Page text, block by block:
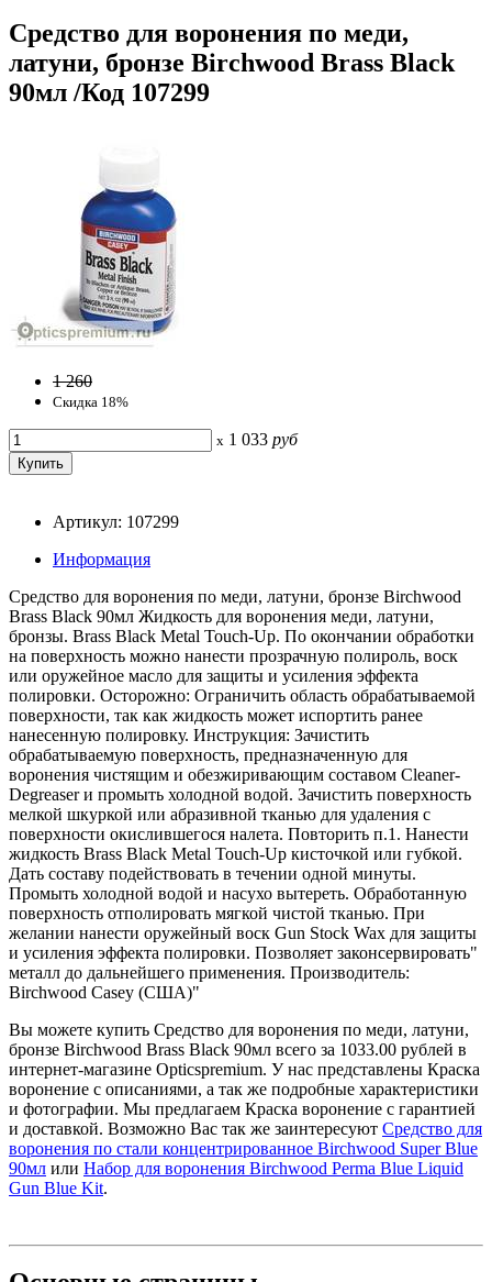
Средство для воронения по меди,
латуни, бронзе Birchwood Brass Black
90мл /Код 107299
1 260
Скидка 18%
x 1 033 руб
Артикул: 107299
Информация
Средство для воронения по меди, латуни, бронзе Birchwood
Brass Black 90мл Жидкость для воронения меди, латуни,
бронзы. Brass Black Metal Touch-Up. По окончании обработки
на поверхность можно нанести прозрачную полироль, воск
или оружейное масло для защиты и усиления эффекта
полировки. Осторожно: Ограничить область обрабатываемой
поверхности, так как жидкость может испортить ранее
нанесенную полировку. Инструкция: Зачистить
обрабатываемую поверхность, предназначенную для
воронения чистящим и обезжиривающим составом Cleaner-
Degreaser и промыть холодной водой. Зачистить поверхность
мелкой шкуркой или абразивной тканью для удаления с
поверхности окислившегося налета. Повторить п.1. Нанести
жидкость Brass Black Metal Touch-Up кисточкой или губкой.
Дать составу подействовать в течении одной минуты.
Промыть холодной водой и насухо вытереть. Обработанную
поверхность отполировать мягкой чистой тканью. При
желании нанести оружейный воск Gun Stock Wax для защиты
и усиления эффекта полировки. Позволяет законсервировать"
металл до дальнейшего применения. Производитель:
Birchwood Casey (США)"
Вы можете купить Средство для воронения по меди, латуни,
бронзе Birchwood Brass Black 90мл всего за 1033.00 рублей в
интернет-магазине Opticspremium. У нас представлены Краска
воронение с описаниями, а так же подробные характеристики
и фотографии. Мы предлагаем Краска воронение с гарантией
и доставкой. Возможно Вас так же заинтересуют Средство для
воронения по стали концентрированное Birchwood Super Blue
90мл или Набор для воронения Birchwood Perma Blue Liquid
Gun Blue Kit.